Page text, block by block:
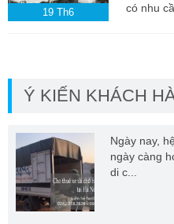
19 Th6
có nhu
Ý KIẾN KHÁCH
Ngày nay,
ngày càng
di c...